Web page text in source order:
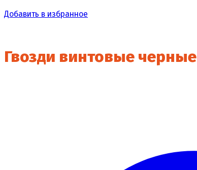
Добавить в избранное
Гвозди винтовые черные